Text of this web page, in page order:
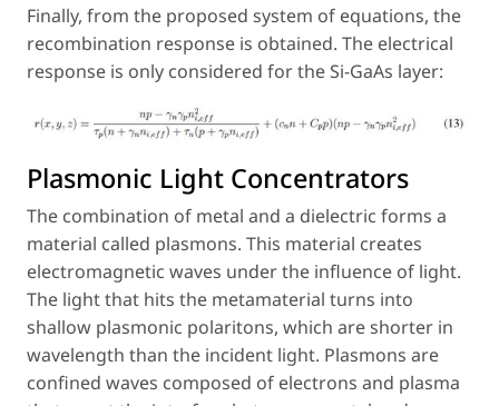
Finally, from the proposed system of equations, the
recombination response is obtained. The electrical
response is only considered for the Si-GaAs layer:
Plasmonic Light Concentrators
The combination of metal and a dielectric forms a
material called plasmons. This material creates
electromagnetic waves under the influence of light.
The light that hits the metamaterial turns into
shallow plasmonic polaritons, which are shorter in
wavelength than the incident light. Plasmons are
confined waves composed of electrons and plasma